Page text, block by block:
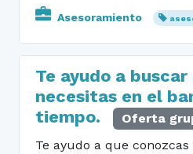
Asesoramiento
Te ayudo a
necesitas en el
tiempo.
Oferta
Te ayudo a que